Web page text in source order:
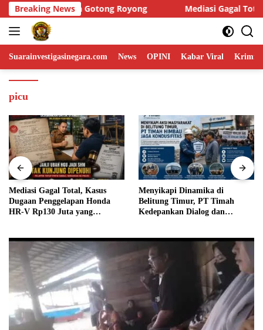
Skip
to
content
Breaking News
Mediasi Gagal Total, Kasus Dugaan Penggelapan Honda
Suarainvestigasinegara.com News OPINI Kabar Viral
picu
Gagal Total, Kasus
Penggelapan Honda
Rp130 Juta yang
Menyikapi Dinamika di
Belitung Timur, PT Timah
Kedepankan Dialog dan